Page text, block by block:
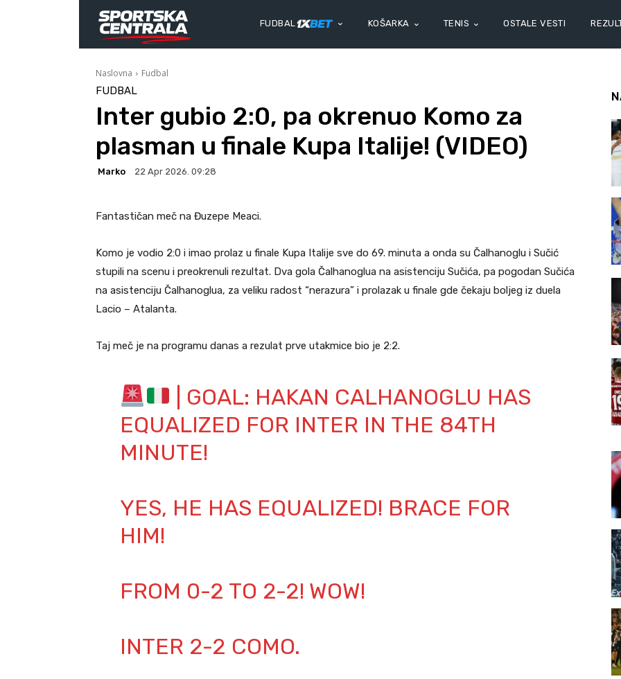
FUDBAL KOŠARKA TENIS OSTALE VESTI
Naslovna Fudbal
FUDBAL
Inter gubio 2:0, pa okrenuo Komo za
plasman u finale Kupa Italije! (VIDEO)
Marko 22 Apr 2026. 09:28
Fantastičan meč na Đuzepe Meaci.
Komo je vodio 2:0 i imao prolaz u finale Kupa Italije sve do 69. minuta a onda su Čalhanoglu i Sučić
stupili na scenu i preokrenuli rezultat. Dva gola Čalhanoglua na asistenciju Sučića, pa pogodan Sučića
na asistenciju Čalhanoglua, za veliku radost “nerazura” i prolazak u finale gde čekaju boljeg iz duela
Lacio – Atalanta.
Taj meč je na programu danas a rezulat prve utakmice bio je 2:2.
| GOAL: HAKAN CALHANOGLU HAS
EQUALIZED FOR INTER IN THE 84TH
MINUTE!
YES, HE HAS EQUALIZED! BRACE FOR
HIM!
FROM 0-2 TO 2-2! WOW!
INTER 2-2 COMO.